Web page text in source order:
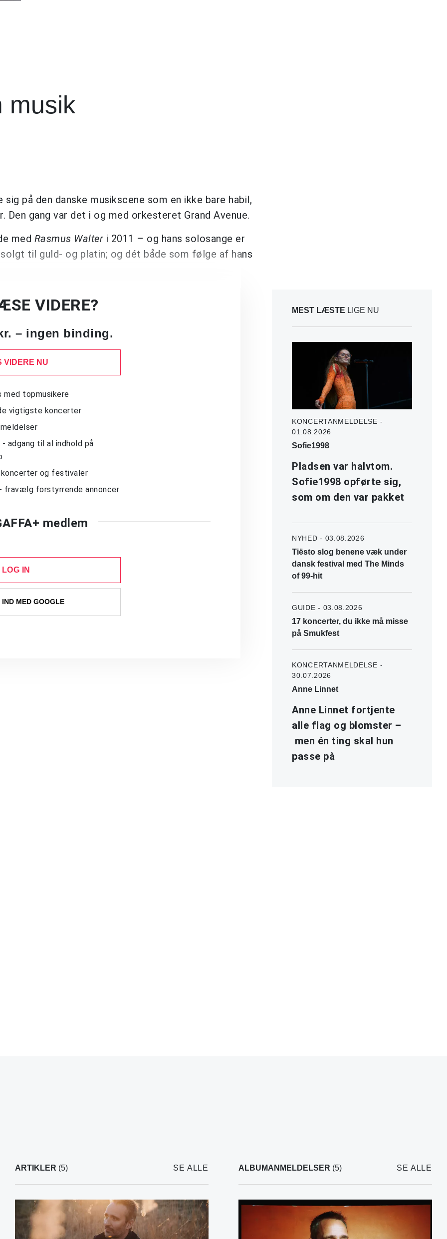
musik
på den danske musikscene som en ikke bare habil,
Den gang var det i og med orkesteret Grand Avenue.
med Rasmus Walter i 2011 – og hans solosange er
til guld- og platin; og dét både som følge af hans
VIDERE?
– ingen binding.
NU
med topmusikere
vigtigste koncerter
adgang til al indhold på
og festivaler
fravælg forstyrrende annoncer
medlem
LOG IN
MED GOOGLE
MEST LÆSTE LIGE NU
KONCERTANMELDELSE -
01.08.2026
Sofie1998
Pladsen var halvtom.
Sofie1998 opførte sig,
som om den var pakket
NYHED - 03.08.2026
Tiësto slog benene væk under
dansk festival med The Minds
of 99-hit
GUIDE - 03.08.2026
17 koncerter, du ikke må misse
på Smukfest
KONCERTANMELDELSE -
30.07.2026
Anne Linnet
Anne Linnet fortjente
alle flag og blomster –
men én ting skal hun
passe på
ARTIKLER (5) SE ALLE ALBUMANMELDELSER (5) SE ALLE